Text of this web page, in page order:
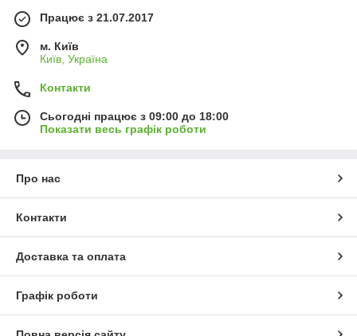
Працює з 21.07.2017
м. Київ
Київ, Україна
Контакти
Сьогодні працює з 09:00 до 18:00
Показати весь графік роботи
Про нас
Контакти
Доставка та оплата
Графік роботи